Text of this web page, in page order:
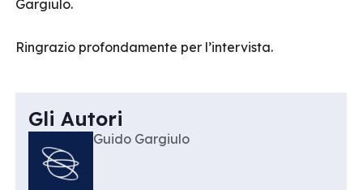
Gargiulo.
Ringrazio profondamente per l’intervista.
Gli Autori
Guido Gargiulo